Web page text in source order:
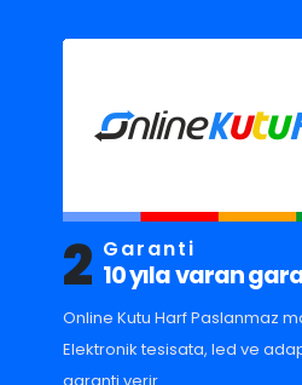
2 Garanti
10 yıla varan
Online Kutu Harf Paslanmaz
Elektronik tesisata, led ve